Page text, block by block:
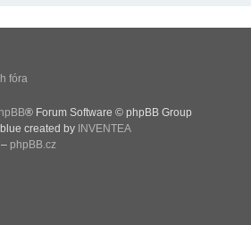
fóra
® Forum Software © phpBB Group
created by INVENTEA
phpBB.cz